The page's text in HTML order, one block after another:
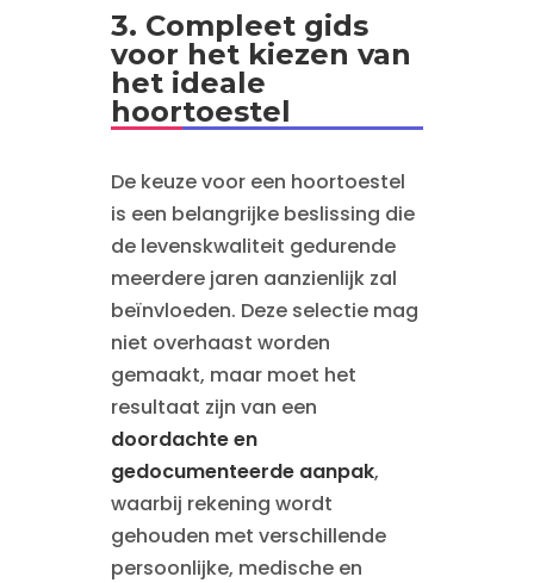
3. Compleet gids
voor het kiezen van
het ideale
hoortoestel
De keuze voor een hoortoestel
is een belangrijke beslissing die
de levenskwaliteit gedurende
meerdere jaren aanzienlijk zal
beïnvloeden. Deze selectie mag
niet overhaast worden
gemaakt, maar moet het
resultaat zijn van een
doordachte en
gedocumenteerde aanpak,
waarbij rekening wordt
gehouden met verschillende
persoonlijke, medische en